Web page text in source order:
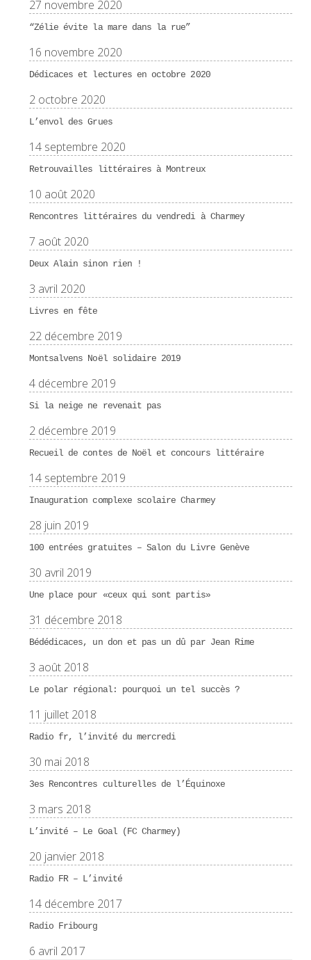
27 novembre 2020
“Zélie évite la mare dans la rue”
16 novembre 2020
Dédicaces et lectures en octobre 2020
2 octobre 2020
L’envol des Grues
14 septembre 2020
Retrouvailles littéraires à Montreux
10 août 2020
Rencontres littéraires du vendredi à Charmey
7 août 2020
Deux Alain sinon rien !
3 avril 2020
Livres en fête
22 décembre 2019
Montsalvens Noël solidaire 2019
4 décembre 2019
Si la neige ne revenait pas
2 décembre 2019
Recueil de contes de Noël et concours littéraire
14 septembre 2019
Inauguration complexe scolaire Charmey
28 juin 2019
100 entrées gratuites – Salon du Livre Genève
30 avril 2019
Une place pour «ceux qui sont partis»
31 décembre 2018
Bédédicaces, un don et pas un dû par Jean Rime
3 août 2018
Le polar régional: pourquoi un tel succès ?
11 juillet 2018
Radio fr, l’invité du mercredi
30 mai 2018
3es Rencontres culturelles de l’Équinoxe
3 mars 2018
L’invité – Le Goal (FC Charmey)
20 janvier 2018
Radio FR – L’invité
14 décembre 2017
Radio Fribourg
6 avril 2017